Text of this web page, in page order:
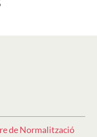
de Normalització